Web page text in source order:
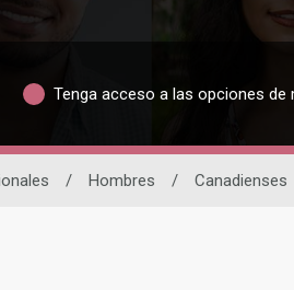
Tenga acceso a las opciones de
/ Hombres / Canadienses